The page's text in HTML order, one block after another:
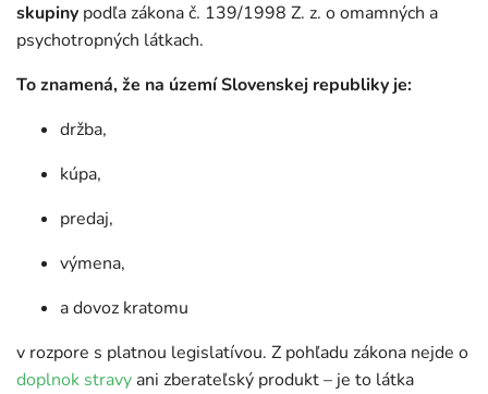
skupiny podľa zákona č. 139/1998 Z. z. o omamných a
psychotropných látkach.
To znamená, že na území Slovenskej republiky je:
držba,
kúpa,
predaj,
výmena,
a dovoz kratomu
v rozpore s platnou legislatívou. Z pohľadu zákona nejde o
doplnok stravy ani zberateľský produkt – je to látka